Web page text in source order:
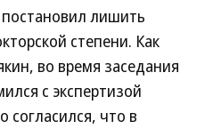
лишить
степени. Как
во время заседания
с экспертизой
согласился, что в